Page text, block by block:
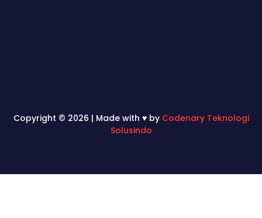
Copyright © 2026 | Made with ♥ by Codenary Teknologi
Solusindo